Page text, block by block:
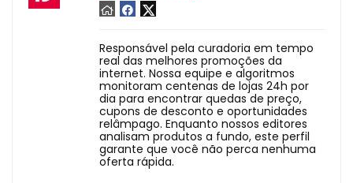
Responsável pela curadoria em tempo
real das melhores promoções da
internet. Nossa equipe e algoritmos
monitoram centenas de lojas 24h por
dia para encontrar quedas de preço,
cupons de desconto e oportunidades
relâmpago. Enquanto nossos editores
analisam produtos a fundo, este perfil
garante que você não perca nenhuma
oferta rápida.